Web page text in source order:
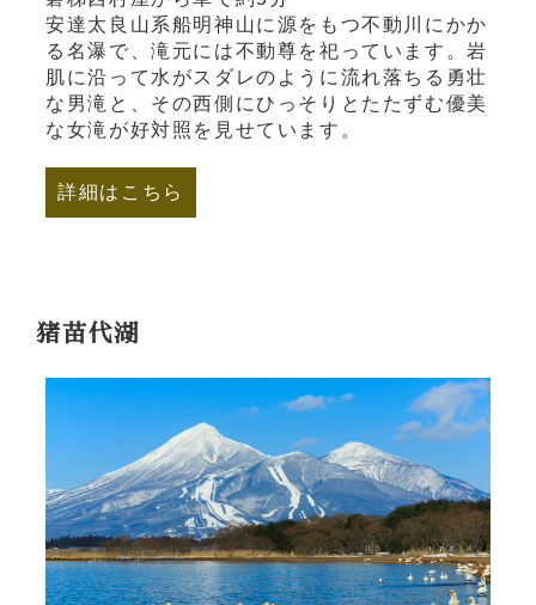
安達太良山系船明神山に源をもつ不動川にかか
る名瀑で、滝元には不動尊を祀っています。岩
肌に沿って水がスダレのように流れ落ちる勇壮
な男滝と、その西側にひっそりとたたずむ優美
な女滝が好対照を見せています。
詳細はこちら
猪苗代湖